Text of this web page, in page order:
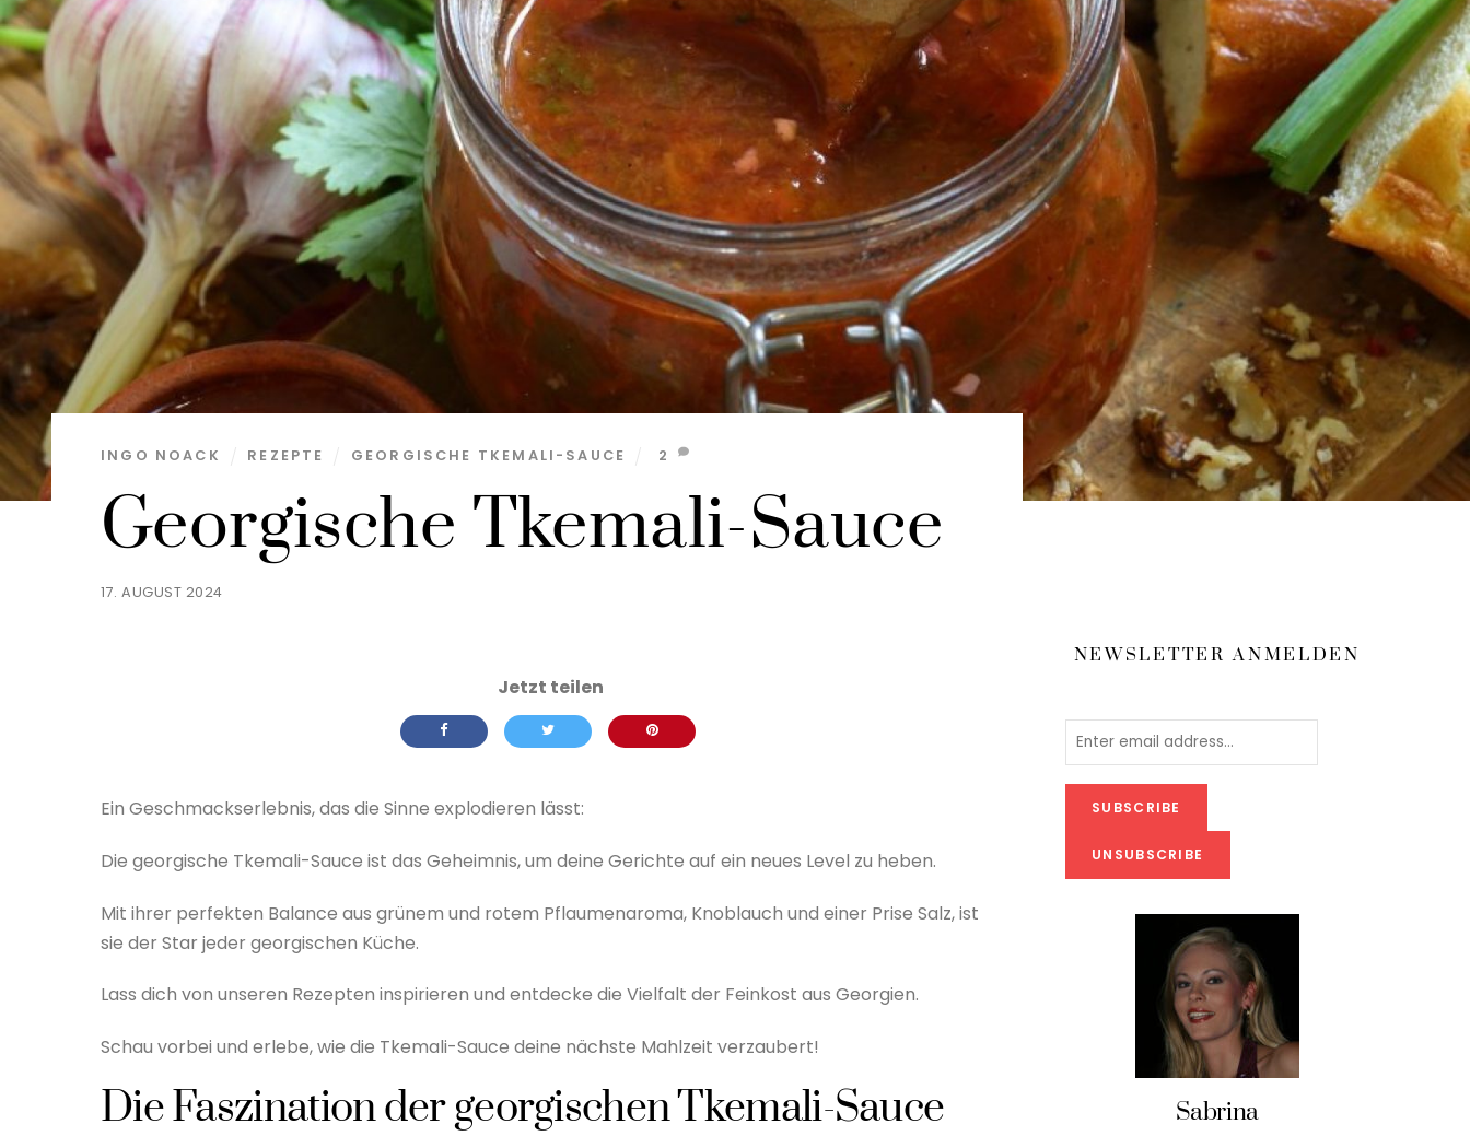
17. AUGUST 2024
Georgische Tkemali-Sauce
INGO NOACK REZEPTE GEORGISCHE TKEMALI-SAUCE 2
Ein Geschmackserlebnis, das die Sinne explodieren lässt:
Die georgische Tkemali-Sauce ist das Geheimnis, um deine Gerichte auf ein neues Level zu heben.
Mit ihrer perfekten Balance aus grünem und rotem Pflaumenaroma, Knoblauch und einer Prise Salz, ist
sie der Star jeder georgischen Küche.
Lass dich von unseren Rezepten inspirieren und entdecke die Vielfalt der Feinkost aus Georgien.
Schau vorbei und erlebe, wie die Tkemali-Sauce deine nächste Mahlzeit verzaubert!
Die Faszination der georgischen Tkemali-Sauce
NEWSLETTER ANMELDEN
Sabrina